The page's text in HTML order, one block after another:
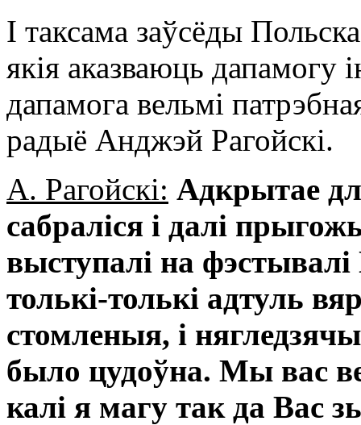
І таксама заўсёды
якія аказваюць дапамогу
дапамога вельмі
радыё Анджэй Рагойскі.
А. Рагойскі: Адкрытае
сабраліся і далі
выступалі на
толькі-толькі адтуль
стомленыя, і
было цудоўна. Мы вас
калі я магу так да Вас